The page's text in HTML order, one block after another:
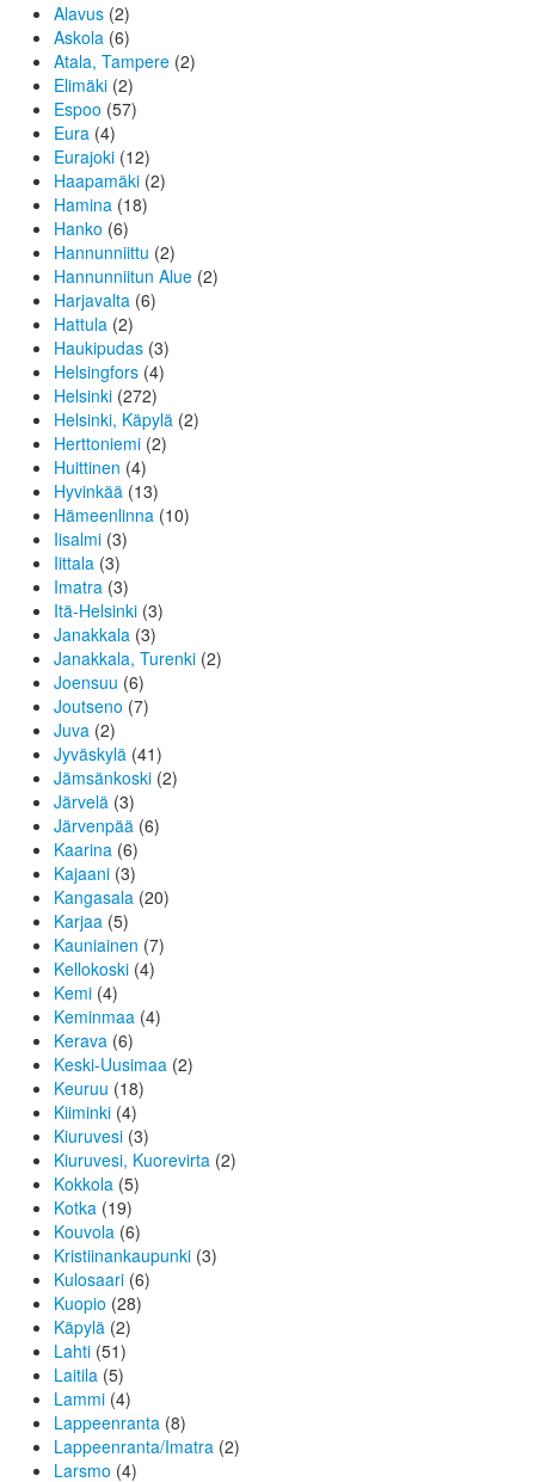
Alavus (2)
Askola (6)
Atala, Tampere (2)
Elimäki (2)
Espoo (57)
Eura (4)
Eurajoki (12)
Haapamäki (2)
Hamina (18)
Hanko (6)
Hannunniittu (2)
Hannunniitun Alue (2)
Harjavalta (6)
Hattula (2)
Haukipudas (3)
Helsingfors (4)
Helsinki (272)
Helsinki, Käpylä (2)
Herttoniemi (2)
Huittinen (4)
Hyvinkää (13)
Hämeenlinna (10)
Iisalmi (3)
Iittala (3)
Imatra (3)
Itä-Helsinki (3)
Janakkala (3)
Janakkala, Turenki (2)
Joensuu (6)
Joutseno (7)
Juva (2)
Jyväskylä (41)
Jämsänkoski (2)
Järvelä (3)
Järvenpää (6)
Kaarina (6)
Kajaani (3)
Kangasala (20)
Karjaa (5)
Kauniainen (7)
Kellokoski (4)
Kemi (4)
Keminmaa (4)
Kerava (6)
Keski-Uusimaa (2)
Keuruu (18)
Kiiminki (4)
Kiuruvesi (3)
Kiuruvesi, Kuorevirta (2)
Kokkola (5)
Kotka (19)
Kouvola (6)
Kristiinankaupunki (3)
Kulosaari (6)
Kuopio (28)
Käpylä (2)
Lahti (51)
Laitila (5)
Lammi (4)
Lappeenranta (8)
Lappeenranta/Imatra (2)
Larsmo (4)